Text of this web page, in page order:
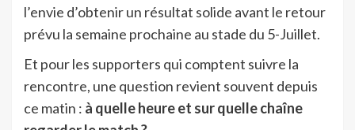
l’envie d’obtenir un résultat solide avant le retour
prévu la semaine prochaine au stade du 5-Juillet.
Et pour les supporters qui comptent suivre la
rencontre, une question revient souvent depuis
ce matin : à quelle heure et sur quelle chaîne